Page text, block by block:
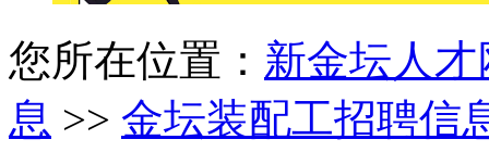
您所在位置： 新金坛人才
息 >> 金坛装配工招聘信